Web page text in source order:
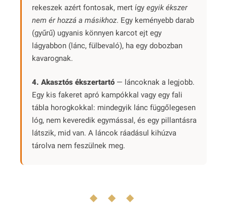
rekeszek azért fontosak, mert így egyik ékszer
nem ér hozzá a másikhoz. Egy keményebb darab
(gyűrű) ugyanis könnyen karcot ejt egy
lágyabbon (lánc, fülbevaló), ha egy dobozban
kavarognak.
4. Akasztós ékszertartó — láncoknak a legjobb.
Egy kis fakeret apró kampókkal vagy egy fali
tábla horogkokkal: mindegyik lánc függőlegesen
lóg, nem keveredik egymással, és egy pillantásra
látszik, mid van. A láncok ráadásul kihúzva
tárolva nem feszülnek meg.
◆ ◆ ◆